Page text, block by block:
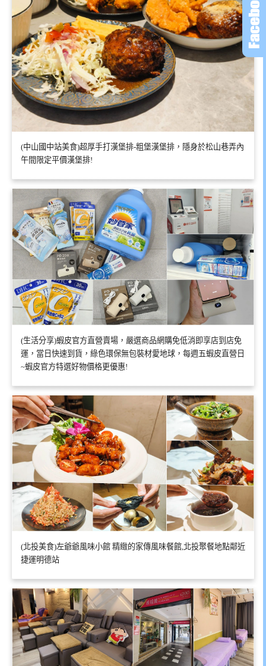
(中山國中站美食)超厚手打漢堡排-粗堡漢堡排，隱身於松山巷弄內
午間限定平價漢堡排!
(生活分享)蝦皮官方直營賣場，嚴選商品網購免低消即享店到店免
運，當日快速到貨，綠色環保無包裝材愛地球，每週五蝦皮直營日
~蝦皮官方特選好物價格更優惠!
(北投美食)左爺爺風味小館 精緻的家傳風味餐館,北投聚餐地點鄰近
捷運明德站